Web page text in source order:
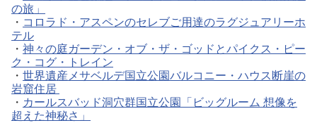
の旅」
・ コロラド・アスペンのセレブご用達のラグジュアリーホ
テル
・ 神々の庭ガーデン・オブ・ザ・ゴッドとパイクス・ピー
ク・コグ・トレイン
・ 世界遺産メサベルデ国立公園バルコニー・ハウス断崖の
岩窟住居
・ カールスバッド洞穴群国立公園「ビッグルーム 想像を
超えた神秘さ」